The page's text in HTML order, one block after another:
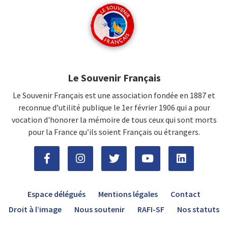
Le Souvenir Français
Le Souvenir Français est une association fondée en 1887 et
reconnue d’utilité publique le 1er février 1906 qui a pour
vocation d'honorer la mémoire de tous ceux qui sont morts
pour la France qu’ils soient Français ou étrangers.
Espace délégués Mentions légales
Contact
Droit à l’image
Nous soutenir RAFI-SF Nos statuts